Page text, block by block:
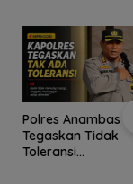
Polres Anambas
Tegaskan Tidak
Toleransi